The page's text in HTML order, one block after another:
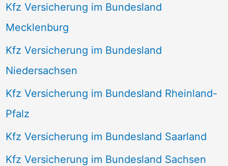
Kfz Versicherung im Bundesland
Mecklenburg
Kfz Versicherung im Bundesland
Niedersachsen
Kfz Versicherung im Bundesland Rheinland-
Pfalz
Kfz Versicherung im Bundesland Saarland
Kfz Versicherung im Bundesland Sachsen